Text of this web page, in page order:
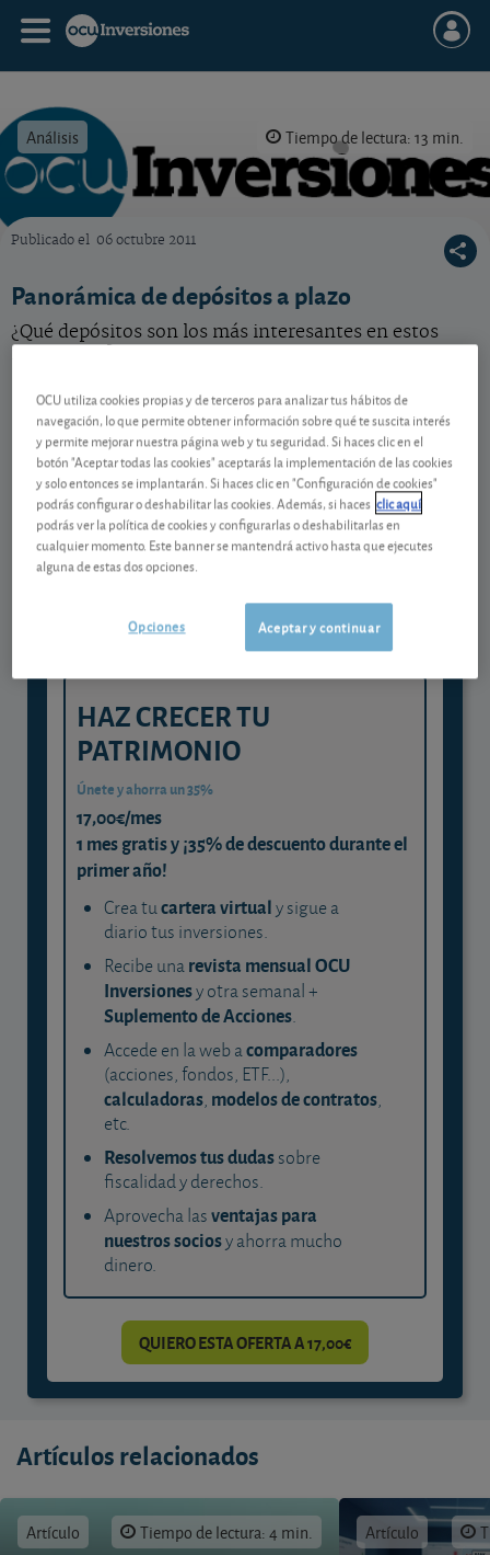
Análisis Tiempo de lectura: 13 min.
Publicado el 06 octubre 2011
Panorámica de depósitos a plazo
¿Qué depósitos son los más interesantes en estos
Contenido reservado a SOCIOS
Gestiona tu dinero con visión
experta
y consigue que cada euro trabaje
HAZ CRECER TU
PATRIMONIO
Únete y ahorra un 35%
17,00€/mes
1 mes gratis y ¡35% de descuento durante el
primer año!
Crea tucartera virtualy sigue a
diario tus inversiones.
Recibe unarevista mensual OCU
Inversionesy otra semanal +
Suplemento de Acciones.
Accede en la web acomparadores
(acciones, fondos, ETF...),
calculadoras, modelos de contratos,
etc.
Resolvemos tus dudassobre
fiscalidad y derechos.
Aprovecha lasventajas para
nuestros sociosy ahorra mucho
dinero.
QUIERO ESTA OFERTA A 17,00€
Artículos relacionados
Artículo Tiempo de lectura: 4 min. Artículo
OCU utiliza cookies propias y de terceros para analizar tus hábitos de
navegación, lo que permite obtener información sobre qué te suscita interés
y permite mejorar nuestra página web y tu seguridad. Si haces clic en el
botón "Aceptar todas las cookies" aceptarás la implementación de las cookies
y solo entonces se implantarán. Si haces clic en "Configuración de cookies"
podrás configurar o deshabilitar las cookies. Además, si haces clic aquí
podrás ver la política de cookies y configurarlas o deshabilitarlas en
cualquier momento. Este banner se mantendrá activo hasta que ejecutes
alguna de estas dos opciones.
Aceptar y continuar
Opciones